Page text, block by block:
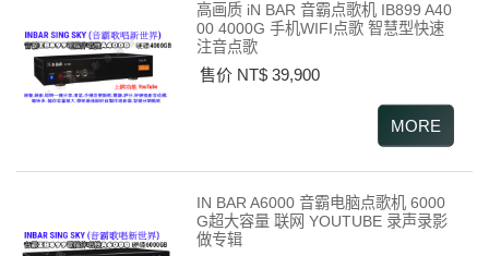
高画质 iN BAR 音霸点歌机 IB899 A40
00 4000G 手机WIFI点歌 智慧型快速
注音点歌
售价 NT$ 39,900
IN BAR A6000 音霸电脑点歌机 6000
G超大容量 联网 YOUTUBE 录声录影
做专辑